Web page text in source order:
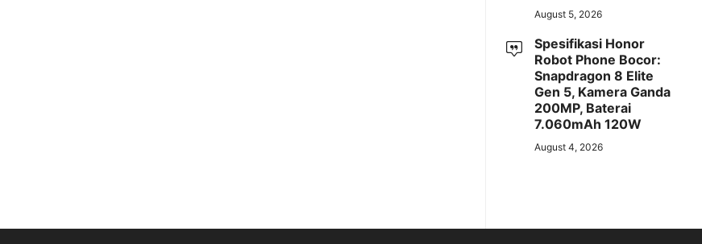
August 5, 2026
Spesifikasi Honor
Robot Phone Bocor:
Snapdragon 8 Elite
Gen 5, Kamera Ganda
200MP, Baterai
7.060mAh 120W
August 4, 2026